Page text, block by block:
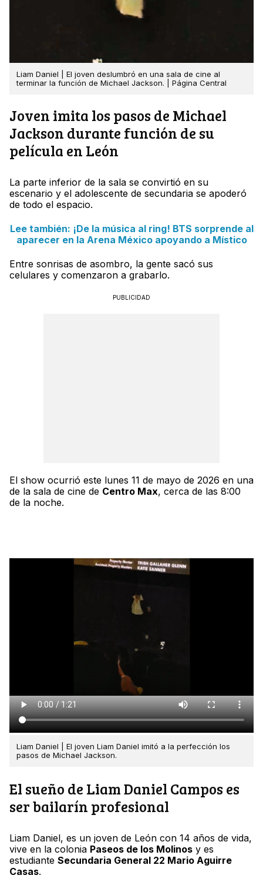
Liam Daniel | El joven deslumbró en una sala de cine al
terminar la función de Michael Jackson. | Página Central
Joven imita los pasos de Michael
Jackson durante función de su
película en León
La parte inferior de la sala se convirtió en su
escenario y el adolescente de secundaria se apoderó
de todo el espacio.
Lee también: ¡De la música al ring! BTS sorprende al
aparecer en la Arena México apoyando a Místico
Entre sonrisas de asombro, la gente sacó sus
celulares y comenzaron a grabarlo.
PUBLICIDAD
El show ocurrió este lunes 11 de mayo de 2026 en una
de la sala de cine de Centro Max, cerca de las 8:00
de la noche.
Liam Daniel | El joven Liam Daniel imitó a la perfección los
pasos de Michael Jackson.
El sueño de Liam Daniel Campos es
ser bailarín profesional
Liam Daniel, es un joven de León con 14 años de vida,
vive en la colonia Paseos de los Molinos y es
estudiante Secundaria General 22 Mario Aguirre
Casas.